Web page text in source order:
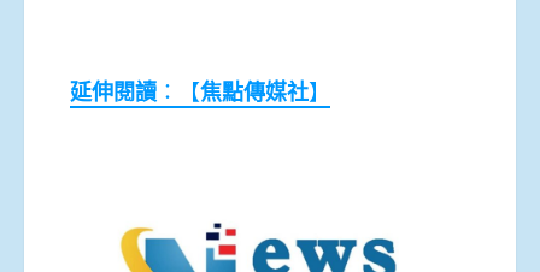
延伸閱讀 ：【焦點傳媒社】